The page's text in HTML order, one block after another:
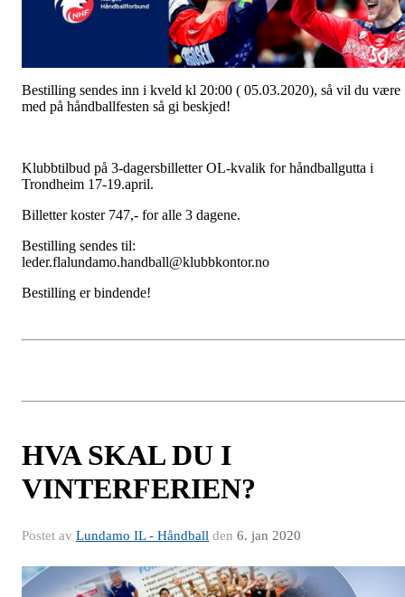
Bestilling sendes inn i kveld kl 20:00 ( 05.03.2020), så vil du være
med på håndballfesten så gi beskjed!
Klubbtilbud på 3-dagersbilletter OL-kvalik for håndballgutta i
Trondheim 17-19.april.
Billetter koster 747,- for alle 3 dagene.
Bestilling sendes til:
leder.flalundamo.handball@klubbkontor.no
Bestilling er bindende!
HVA SKAL DU I
VINTERFERIEN?
Postet av Lundamo IL - Håndball den 6. jan 2020